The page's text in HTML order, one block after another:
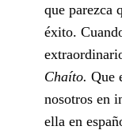
que parezca
éxito.
Chaíto. Que
nosotros en
ella en